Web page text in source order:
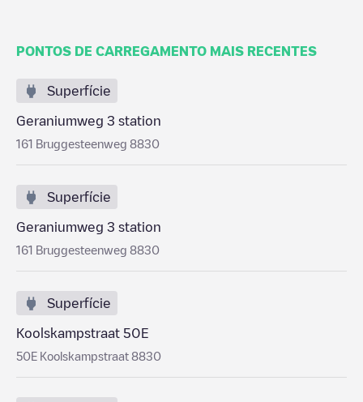
PONTOS DE CARREGAMENTO MAIS RECENTES
Superfície
Geraniumweg 3 station
161 Bruggesteenweg 8830
Superfície
Geraniumweg 3 station
161 Bruggesteenweg 8830
Superfície
Koolskampstraat 50E
50E Koolskampstraat 8830